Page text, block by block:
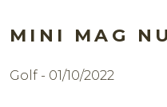
MINI MAG
Golf - 01/10/2022